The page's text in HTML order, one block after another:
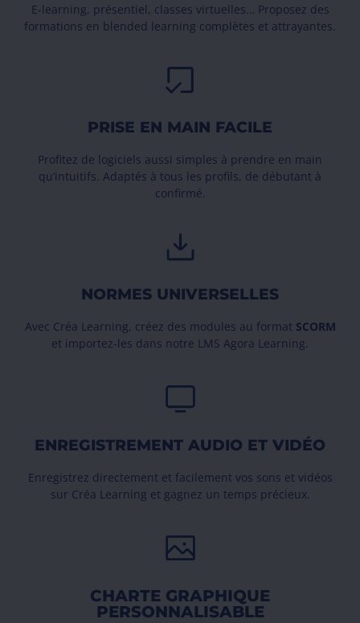
E-learning, présentiel, classes virtuelles… Proposez des
formations en blended learning complètes et attrayantes.
PRISE EN MAIN FACILE
Profitez de logiciels aussi simples à prendre en main
qu’intuitifs. Adaptés à tous les profils, de débutant à
confirmé.
NORMES UNIVERSELLES
Avec Créa Learning, créez des modules au format SCORM
et importez-les dans notre LMS Agora Learning.
ENREGISTREMENT AUDIO ET VIDÉO
Enregistrez directement et facilement vos sons et vidéos
sur Créa Learning et gagnez un temps précieux.
CHARTE GRAPHIQUE
PERSONNALISABLE